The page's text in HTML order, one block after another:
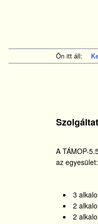
Ön itt áll:
A TÁMOP-
az egyesület:
3
2
2